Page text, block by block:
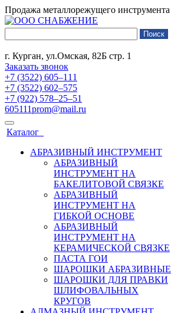
Продажа металлорежущего инструмента
г. Курган, ул.Омская, 82Б стр. 1
Заказать звонок
+7 (3522) 605‒111
+7 (3522) 602‒575
+7 (922) 578‒25‒51
605111prom@mail.ru
Каталог
АБРАЗИВНЫЙ ИНСТРУМЕНТ
АБРАЗИВНЫЙ
ИНСТРУМЕНТ НА
БАКЕЛИТОВОЙ СВЯЗКЕ
АБРАЗИВНЫЙ
ИНСТРУМЕНТ НА
ГИБКОЙ ОСНОВЕ
АБРАЗИВНЫЙ
ИНСТРУМЕНТ НА
КЕРАМИЧЕСКОЙ СВЯЗКЕ
ПАСТА ГОИ
ШАРОШКИ АБРАЗИВНЫЕ
ШАРОШКИ ДЛЯ ПРАВКИ
ШЛИФОВАЛЬНЫХ
КРУГОВ